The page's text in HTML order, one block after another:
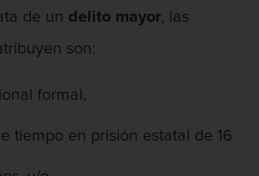
de ancianos y Adultos
de un delito mayor, las
son:
formal,
tiempo en prisión estatal de 16